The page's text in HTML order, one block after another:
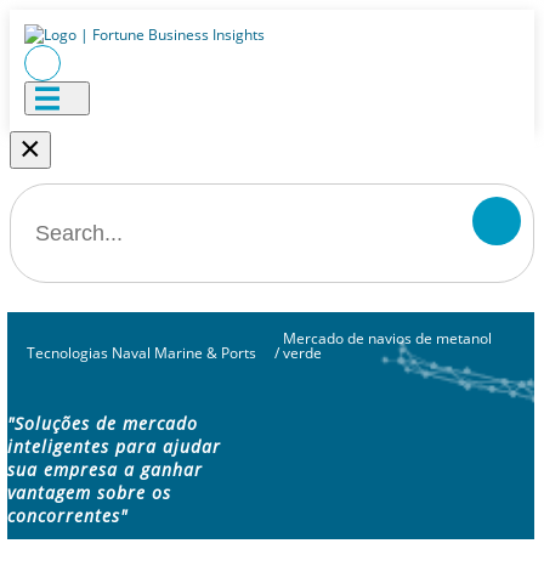
×
Tecnologias Naval Marine & Ports /
Mercado de navios de metanol
verde
"Soluções de mercado
inteligentes para ajudar
sua empresa a ganhar
vantagem sobre os
concorrentes"